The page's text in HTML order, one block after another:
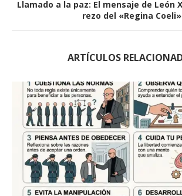
Llamado a la paz: El mensaje de León
rezo del «Regina Coeli»
ARTÍCULOS